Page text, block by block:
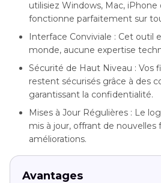
utilisiez Windows, Mac,
fonctionne parfaitement sur
Interface Conviviale : Cet outil
monde, aucune expertise
Sécurité de Haut Niveau : Vos
restent sécurisés grâce à des
garantissant la confidentialité.
Mises à Jour Régulières : Le
mis à jour, offrant de
améliorations.
Avantages